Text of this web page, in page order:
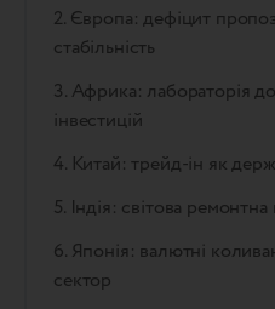
2. Європа: дефіцит
стабільність
3. Африка: лабораторія
інвестицій
4. Китай: трейд-ін як
5. Індія: світова
6. Японія: валютні
сектор